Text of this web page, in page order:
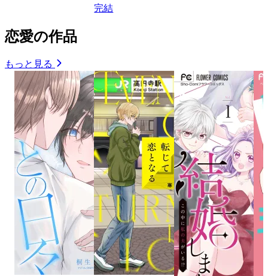
完結
恋愛の作品
もっと見る